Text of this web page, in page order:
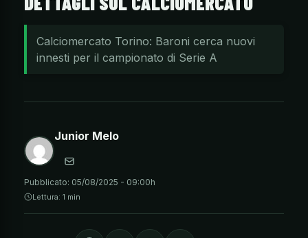
Calciomercato Torino: Baroni cerca nuovi
innesti per il campionato di Serie A
Junior Melo
Pubblicato: 05/08/2025 - 09:00h
Lettura: 1 min